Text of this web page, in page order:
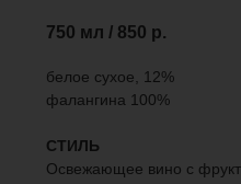
750 мл / 850 р.
белое сухое, 12%
фалангина 100%
СТИЛЬ
Освежающее вино с